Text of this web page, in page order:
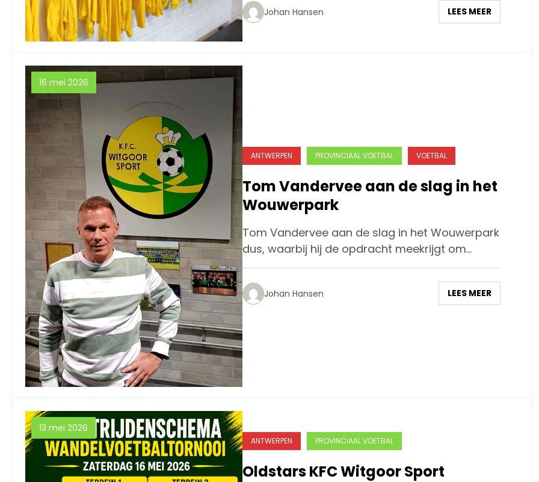
Johan Hansen LEES MEER
16 mei 2026
ANTWERPEN PROVINCIAAL VOETBAL VOETBAL
Tom Vandervee aan de slag in het
Wouwerpark
Tom Vandervee aan de slag in het Wouwerpark
dus, waarbij hij de opdracht meekrijgt om…
Johan Hansen LEES MEER
13 mei 2026
ANTWERPEN PROVINCIAAL VOETBAL
Oldstars KFC Witgoor Sport